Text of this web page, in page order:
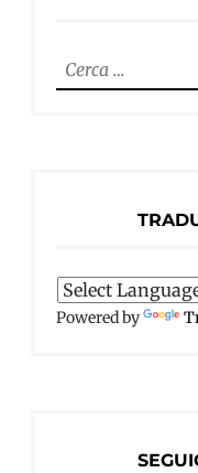
Ricerca
per:
Powered by